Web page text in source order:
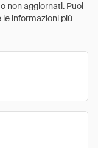
non aggiornati. Puoi
informazioni più